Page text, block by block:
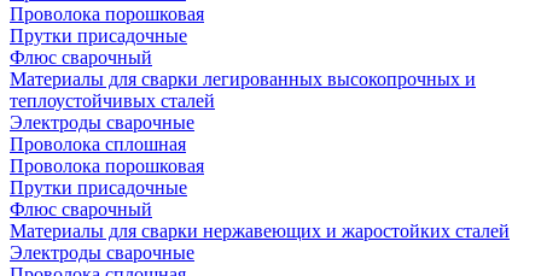
Проволока порошковая
Прутки присадочные
Флюс сварочный
Материалы для сварки легированных высокопрочных и
теплоустойчивых сталей
Электроды сварочные
Проволока сплошная
Проволока порошковая
Прутки присадочные
Флюс сварочный
Материалы для сварки нержавеющих и жаростойких сталей
Электроды сварочные